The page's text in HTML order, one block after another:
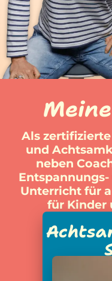
Als
und
neben
Unterricht für
für Kinder